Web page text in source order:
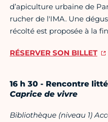
d’apiculture urbaine de
rucher de l'IMA. Une
récolté est proposée à la
RÉSERVER SON BILLET
16 h 30 - Rencontre
Caprice de vivre
Bibliothèque (niveau 1)